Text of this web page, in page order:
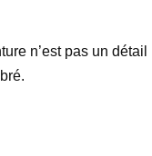
n’est pas un